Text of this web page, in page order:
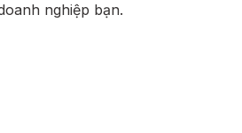
nghiệp bạn.